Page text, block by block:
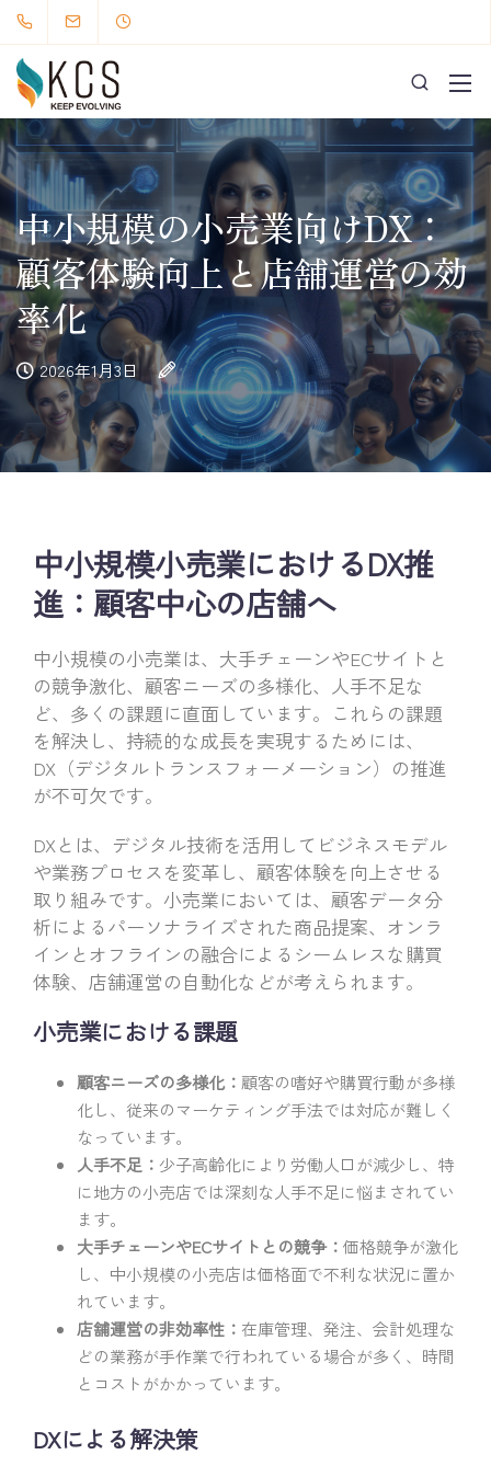
中小規模の小売業向けDX：
顧客体験向上と店舗運営の効
率化
2026年1月3日
中小規模小売業におけるDX推
進：顧客中心の店舗へ
中小規模の小売業は、大手チェーンやECサイトと
の競争激化、顧客ニーズの多様化、人手不足な
ど、多くの課題に直面しています。これらの課題
を解決し、持続的な成長を実現するためには、
DX（デジタルトランスフォーメーション）の推進
が不可欠です。
DXとは、デジタル技術を活用してビジネスモデル
や業務プロセスを変革し、顧客体験を向上させる
取り組みです。小売業においては、顧客データ分
析によるパーソナライズされた商品提案、オンラ
インとオフラインの融合によるシームレスな購買
体験、店舗運営の自動化などが考えられます。
小売業における課題
顧客ニーズの多様化： 顧客の嗜好や購買行動が多様
化し、従来のマーケティング手法では対応が難しく
なっています。
人手不足： 少子高齢化により労働人口が減少し、特
に地方の小売店では深刻な人手不足に悩まされてい
ます。
大手チェーンやECサイトとの競争： 価格競争が激化
し、中小規模の小売店は価格面で不利な状況に置か
れています。
店舗運営の非効率性： 在庫管理、発注、会計処理な
どの業務が手作業で行われている場合が多く、時間
とコストがかかっています。
DXによる解決策